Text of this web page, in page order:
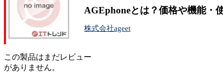
AGEphoneとは？価格や機能・
株式会社ageet
この製品はまだレビュー
がありません。